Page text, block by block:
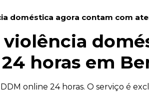
doméstica agora contam com
horas em
online 24 horas. O serviço é